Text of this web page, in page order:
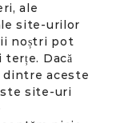
ale
site-urilor
noștri pot
Dacă
dintre aceste
site-uri